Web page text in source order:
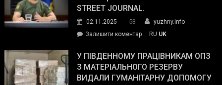
STREET JOURNAL.
02.11.2025 53
yuzhny.info
Залишити коментарon
завойовує
симпатії
виборців
RU UK
У ПІВДЕННОМУ ПРАЦІВНИКАМ ОПЗ
З МАТЕРІАЛЬНОГО РЕЗЕРВУ
ВИДАЛИ ГУМАНІТАРНУ ДОПОМОГУ